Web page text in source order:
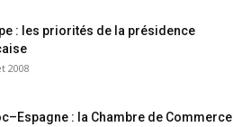
: les priorités de la présidence
2008
: la Chambre de Commerce